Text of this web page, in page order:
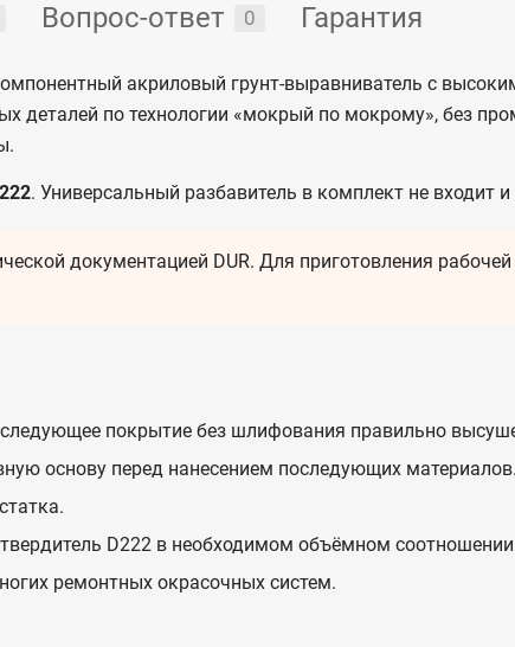
Вопрос-ответ 0 Гарантия
акриловый грунт-выравниватель с
деталей по технологии «мокрый по мокрому», без
. Универсальный разбавитель в комплект не входит и
документацией DUR. Для приготовления
покрытие без шлифования правильно
основу перед нанесением последующих материалов.
D222 в необходимом объёмном
ремонтных окрасочных систем.